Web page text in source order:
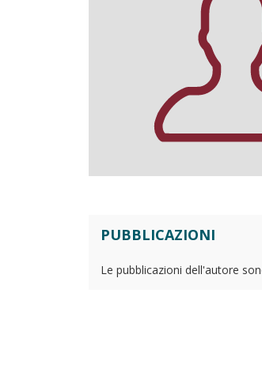
PUBBLICAZIONI
Le pubblicazioni dell'autore